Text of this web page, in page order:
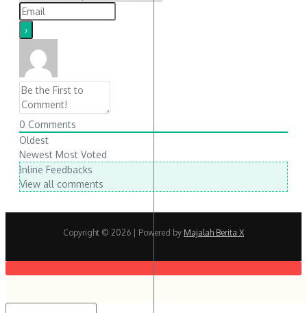
0 Comments
Oldest
Newest Most Voted
Inline Feedbacks
View all comments
Copyright © 2026 | Powered by Majalah Berita X